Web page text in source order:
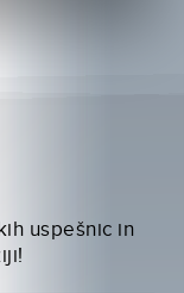
uspešnic in